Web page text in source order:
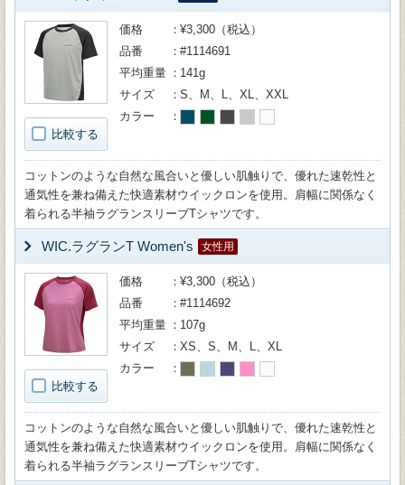
比較する
価格
¥3,300（税込）
品番
#1114691
平均重量
141g
サイズ
S、M、L、XL、XXL
カラー
コットンのような自然な風合いと優しい肌触りで、優れた速乾性と
通気性を兼ね備えた快適素材ウイックロンを使用。肩幅に関係なく
着られる半袖ラグランスリーブTシャツです。
WIC.ラグランT Women's 女性用
比較する
価格
¥3,300（税込）
品番
#1114692
平均重量
107g
サイズ
XS、S、M、L、XL
カラー
コットンのような自然な風合いと優しい肌触りで、優れた速乾性と
通気性を兼ね備えた快適素材ウイックロンを使用。肩幅に関係なく
着られる半袖ラグランスリーブTシャツです。